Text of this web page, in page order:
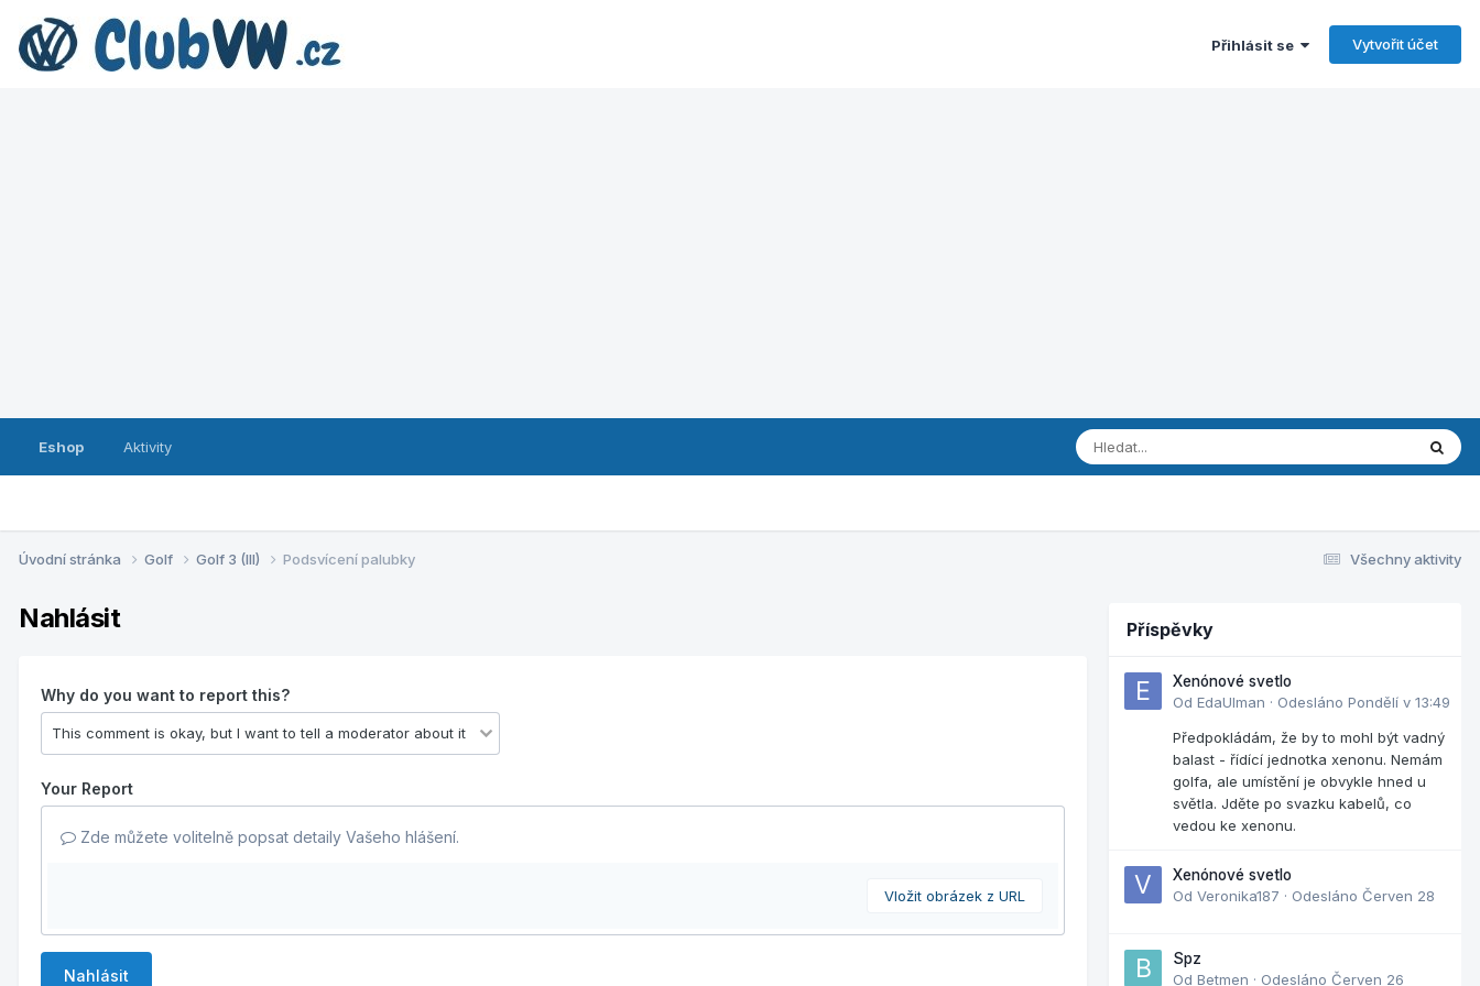
Přihlásit se Vytvořit účet
Eshop Aktivity
Všechny aktivity
Úvodní stránka Golf Golf 3 (III) Podsvícení palubky
Nahlásit
Why do you want to report this?
Your Report
Zde můžete volitelně popsat detaily Vašeho hlášení.
Vložit obrázek z URL
Nahlásit
Příspěvky
Xenónové svetlo
Od EdaUlman · Odesláno Pondělí v 13:49
Předpokládám, že by to mohl být vadný
balast - řídící jednotka xenonu. Nemám
golfa, ale umístění je obvykle hned u
světla. Jděte po svazku kabelů, co
vedou ke xenonu.
Xenónové svetlo
Od Veronika187 · Odesláno Červen 28
Spz
Od Betmen · Odesláno Červen 26